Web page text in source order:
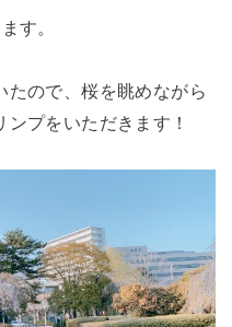
す。
たので、桜を眺めながら
プをいただきます！